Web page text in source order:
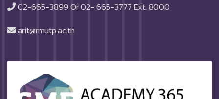
02-665-3899 Or 02- 665-3777 Ext. 8000
arit@rmutp.ac.th